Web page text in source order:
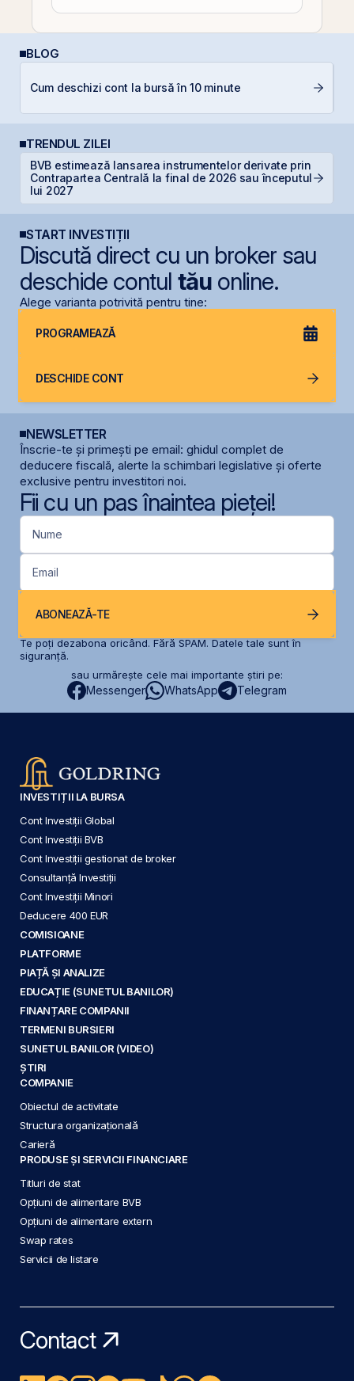
BLOG
Cum deschizi cont la bursă în 10 minute
TRENDUL ZILEI
BVB estimează lansarea instrumentelor derivate prin
Contrapartea Centrală la final de 2026 sau începutul
lui 2027
START INVESTIȚII
Discută direct cu un broker sau
deschide contul tăuonline.
Alege varianta potrivită pentru tine:
PROGRAMEAZĂ
DESCHIDE CONT
NEWSLETTER
Înscrie-te și primești pe email: ghidul complet de
deducere fiscală, alerte la schimbari legislative și oferte
exclusive pentru investitori noi.
Fii cu un pas înaintea pieței!
Nume
Email
ABONEAZĂ-TE
Te poți dezabona oricând. Fără SPAM. Datele tale sunt în
siguranță.
sau urmărește cele mai importante știri pe:
Messenger WhatsApp Telegram
INVESTIȚII LA BURSA
Cont Investiții Global
Cont Investiții BVB
Cont Investiții gestionat de broker
Consultanță Investiții
Cont Investiții Minori
Deducere 400 EUR
COMISIOANE
PLATFORME
PIAȚĂ ȘI ANALIZE
EDUCAȚIE (SUNETUL BANILOR)
FINANȚARE COMPANII
TERMENI BURSIERI
SUNETUL BANILOR (VIDEO)
ȘTIRI
COMPANIE
Obiectul de activitate
Structura organizațională
Carieră
PRODUSE ȘI SERVICII FINANCIARE
Titluri de stat
Opțiuni de alimentare BVB
Opțiuni de alimentare extern
Swap rates
Servicii de listare
Contact